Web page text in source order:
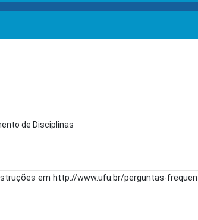
de Disciplinas
em http://www.ufu.br/perguntas-